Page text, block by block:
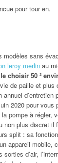
pour tour en.
modèles sans
leroy merlin au
choisir 50 ²
de paille et
d’entretien
2020 pour vous
pompe à régler,
non plus discret
split : sa
appareil
d’air,